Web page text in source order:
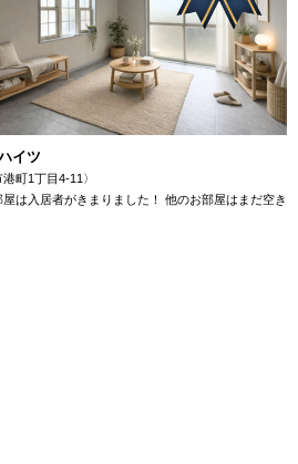
イツ
港町1丁目4-11〉
屋は入居者がきまりました！ 他のお部屋はまだ空き